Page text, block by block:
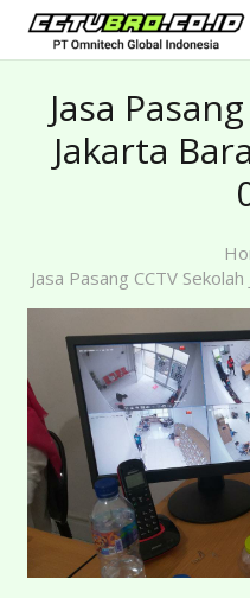
Jasa
Jakarta
Jasa Pasang CCTV